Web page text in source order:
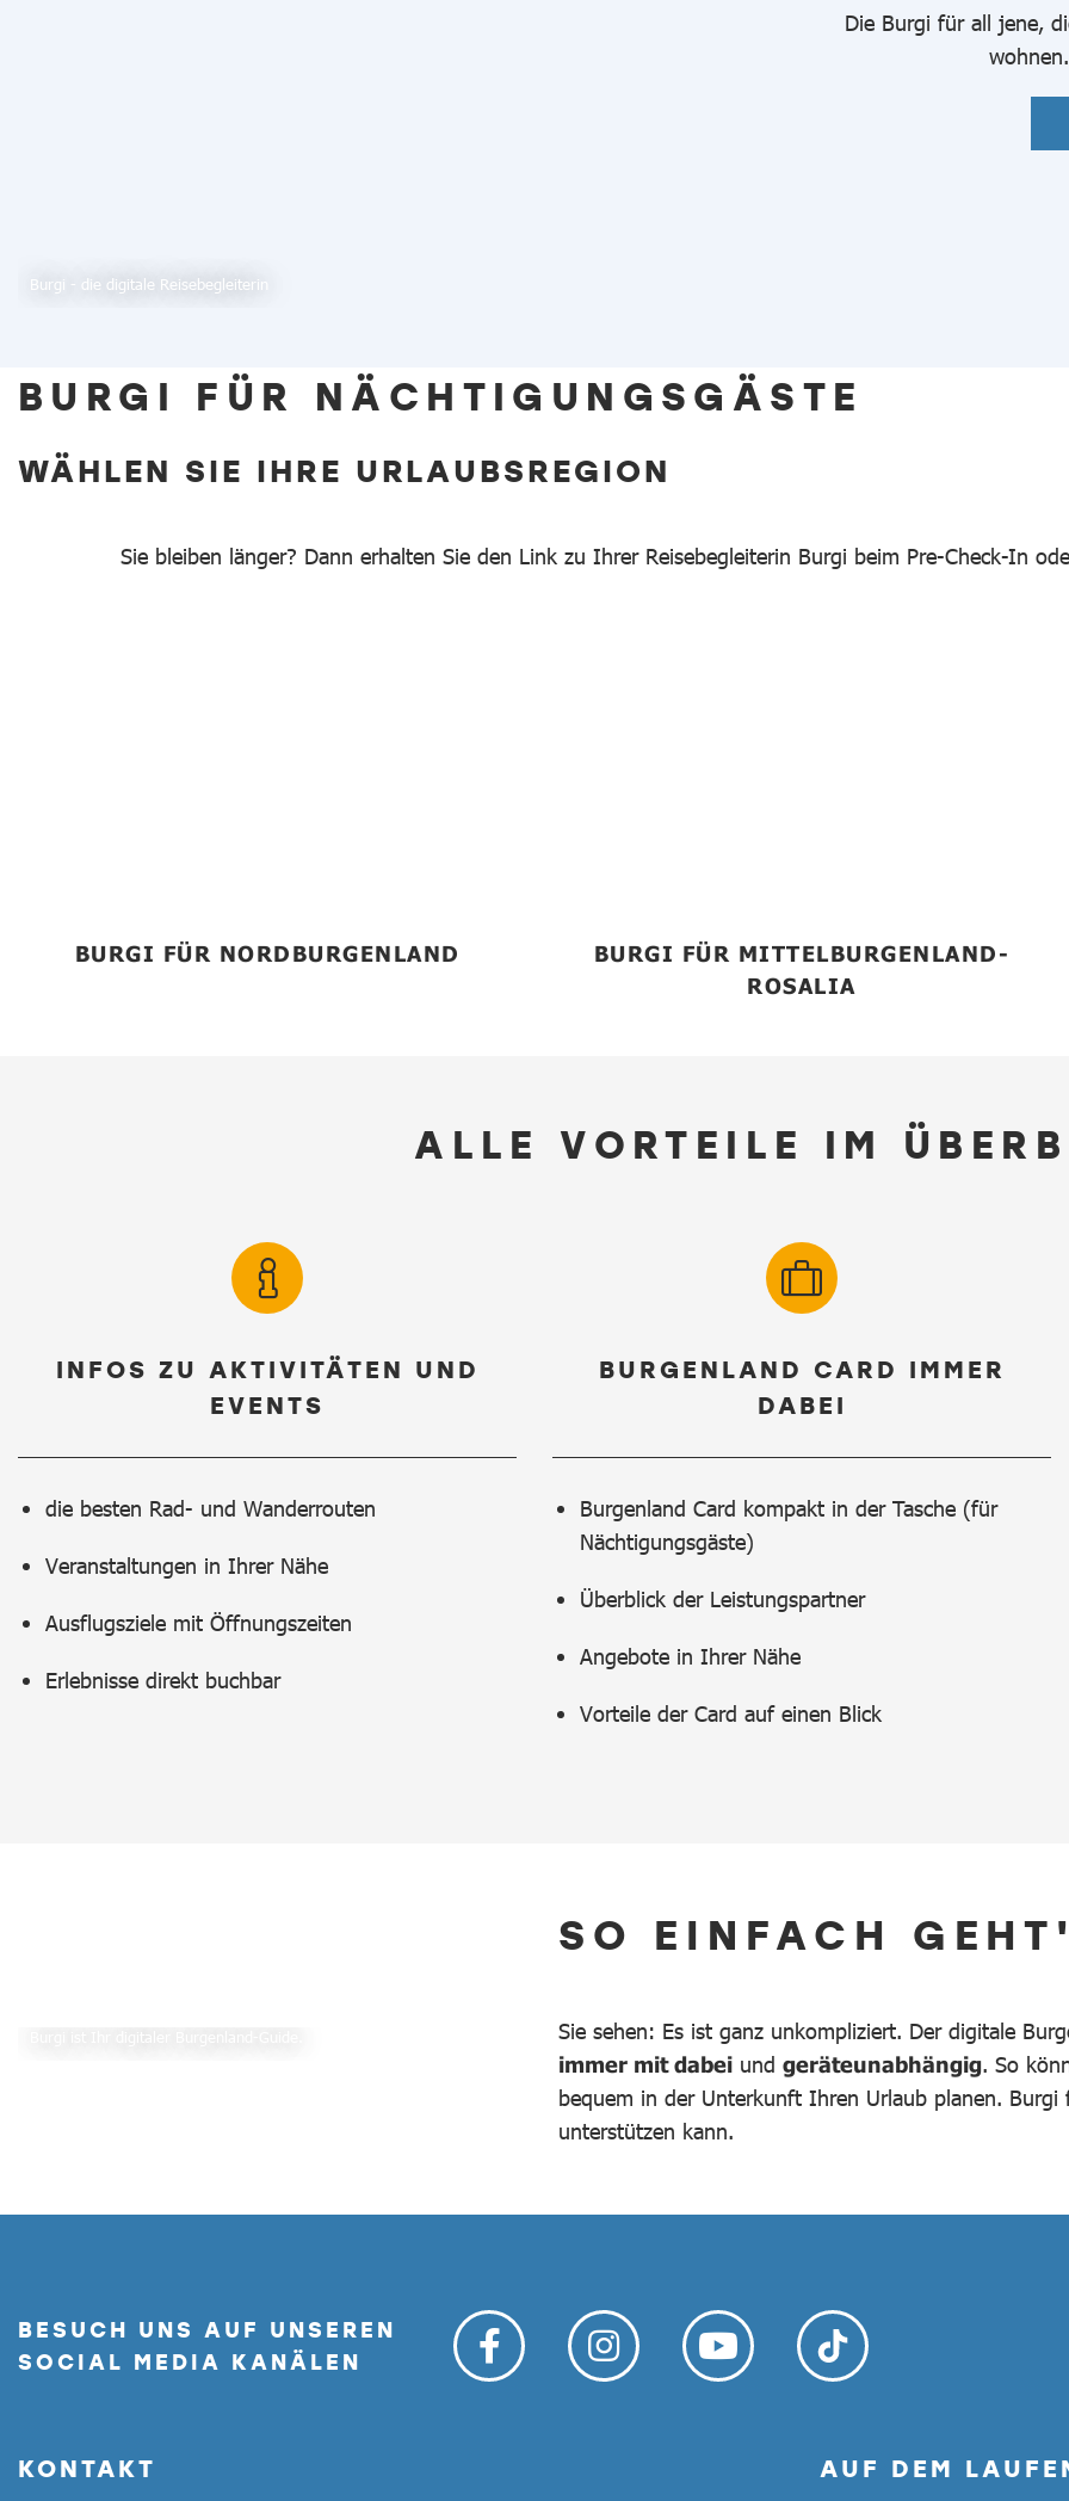
Burgi - die digitale Reisebegleiterin
Die Burgi für all jene,
BURGI FÜR NÄCHTIGUNGSGÄSTE
WÄHLEN SIE IHRE URLAUBSREGION
Sie bleiben länger? Dann erhalten Sie den Link zu Ihrer Reisebegleiterin Burgi beim Pre-Check-In
BURGI FÜR NORDBURGENLAND
BURGI FÜR MITTELBURGENLAND-
ROSALIA
ALLE VORTEILE IM
INFOS ZU AKTIVITÄTEN UND
EVENTS
die besten Rad- und Wanderrouten
Veranstaltungen in Ihrer Nähe
Ausflugsziele mit Öffnungszeiten
Erlebnisse direkt buchbar
BURGENLAND CARD IMMER
DABEI
Burgenland Card kompakt in der Tasche (für
Nächtigungsgäste)
Überblick der Leistungspartner
Angebote in Ihrer Nähe
Vorteile der Card auf einen Blick
SO EINFACH
Sie sehen: Es ist ganz unkompliziert. Der digitale
immer mit dabei und geräteunabhängig. So
bequem in der Unterkunft Ihren Urlaub planen.
unterstützen kann.
BESUCH UNS AUF UNSEREN
SOCIAL MEDIA KANÄLEN
KONTAKT AUF DEM